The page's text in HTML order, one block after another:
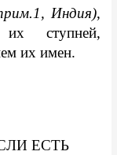
Индия),
их ступней,
их имен.
ЕСТЬ